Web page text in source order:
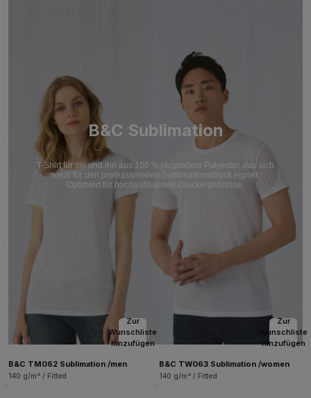
B&C Sublimation
T-Shirt für sie und ihn aus 100 % recyceltem Polyester, das sich
ideal für den professionellen Sublimationsdruck eignet.
Optimiert für hochauflösende Druckergebnisse.
Zur
Wunschliste
hinzufügen
B&C TM062 Sublimation /men
140 g/m² / Fitted
Zur
Wunschliste
hinzufügen
B&C TW063 Sublimation /women
140 g/m² / Fitted